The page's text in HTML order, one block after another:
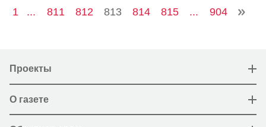
1 ... 811 812 813 814 815 ... 904
Проекты
О газете